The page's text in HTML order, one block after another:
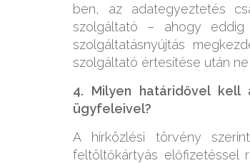
ben, az adategyeztetés
szolgáltató – ahogy
szolgáltatásnyújtás
szolgáltató értesítése után
4. Milyen határidővel
ügyfeleivel?
A hírközlési törvény
feltöltőkártyás előfizetéssel